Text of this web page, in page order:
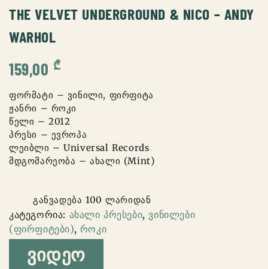
THE VELVET UNDERGROUND & NICO – ANDY
WARHOL
159,00 ₾
ფორმატი – ვინილი, ფირფიტა
ჟანრი – როკი
წელი – 2012
პრესი – ევროპა
ლეიბლი – Universal Records
მდგომარეობა – ახალი (Mint)
განვადება 100 ლარიდან
კატეგორია: ახალი პრესები, ვინილები
(ფირფიტები), როკი
ᲕᲘᲓᲔᲝ